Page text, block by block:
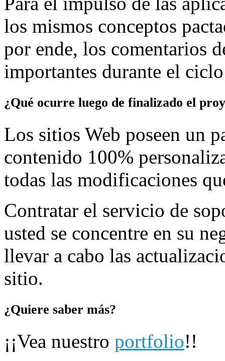
los mismos conceptos
por ende, los comentarios
importantes durante el
¿Qué ocurre luego de finalizado el
Los sitios Web poseen un
contenido 100%
todas las modificaciones
Contratar el servicio de
usted se concentre en su
llevar a cabo las
sitio.
¿Quiere saber más?
¡¡Vea nuestro portfolio!!